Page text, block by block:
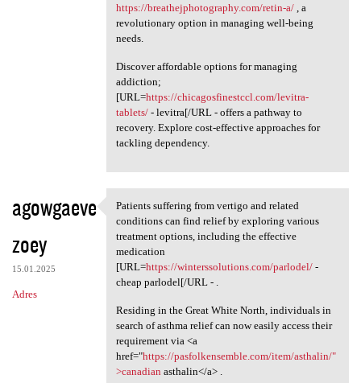
https://breathejphotography.com/retin-a/, a
revolutionary option in managing well-being
needs.
Discover affordable options for managing
addiction;
[URL=https://chicagosfinestccl.com/levitra-
tablets/- levitra[/URL - offers a pathway to
recovery. Explore cost-effective approaches for
tackling dependency.
agowgaeve
zoey
15.01.2025
Adres
Patients suffering from
Patients suffering from vertigo and related
conditions can find relief by exploring various
treatment options, including the effective
medication
[URL=https://winterssolutions.com/parlodel/-
cheap parlodel[/URL - .
Residing in the Great White North, individuals in
search of asthma relief can now easily access their
requirement via <a
href="https://pasfolkensemble.com/item/asthalin/"
>canadian asthalin</a> .